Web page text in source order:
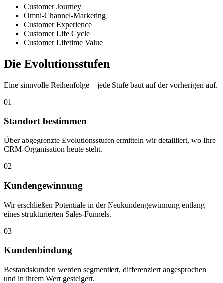
Customer Journey
Omni-Channel-Marketing
Customer Experience
Customer Life Cycle
Customer Lifetime Value
Die Evolutionsstufen
Eine sinnvolle Reihenfolge – jede Stufe baut auf der vorherigen auf.
01
Standort bestimmen
Über abgegrenzte Evolutionsstufen ermitteln wir detailliert, wo Ihre
CRM-Organisation heute steht.
02
Kundengewinnung
Wir erschließen Potentiale in der Neukundengewinnung entlang
eines strukturierten Sales-Funnels.
03
Kundenbindung
Bestandskunden werden segmentiert, differenziert angesprochen
und in ihrem Wert gesteigert.